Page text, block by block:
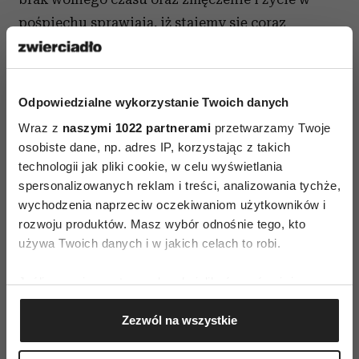
Odpowiedzialne wykorzystanie Twoich danych
Wraz z naszymi 1022 partnerami przetwarzamy Twoje
osobiste dane, np. adres IP, korzystając z takich
technologii jak pliki cookie, w celu wyświetlania
spersonalizowanych reklam i treści, analizowania tychże,
wychodzenia naprzeciw oczekiwaniom użytkowników i
rozwoju produktów. Masz wybór odnośnie tego, kto
używa Twoich danych i w jakich celach to robi.
Jeśli wyrazisz na to zgodę, chcielibyśmy również:
Gromadzić dane dotyczące Twojej lokalizacji
geograficznej z dokładnością nawet do kilku metrów
Identyfikować Twoje urządzenie, aktywnie
Zezwól na wszystkie
pośpiechu sprawiają, iż stajemy się coraz
bardziej zirytowani. Negatywne emocje są
blokadą dla pozytywnego samopoczucia, dlatego
energii
Escape room
Jeden pokój, ukryte wskazówki i godzina na
rozwiązanie zagadki, której rozwikłanie jest
konieczne by pokój opuścić. Pokoje logicznych
komputerowych, w których celem jest wyjście
z zamkniętego pomieszczenia. Celem